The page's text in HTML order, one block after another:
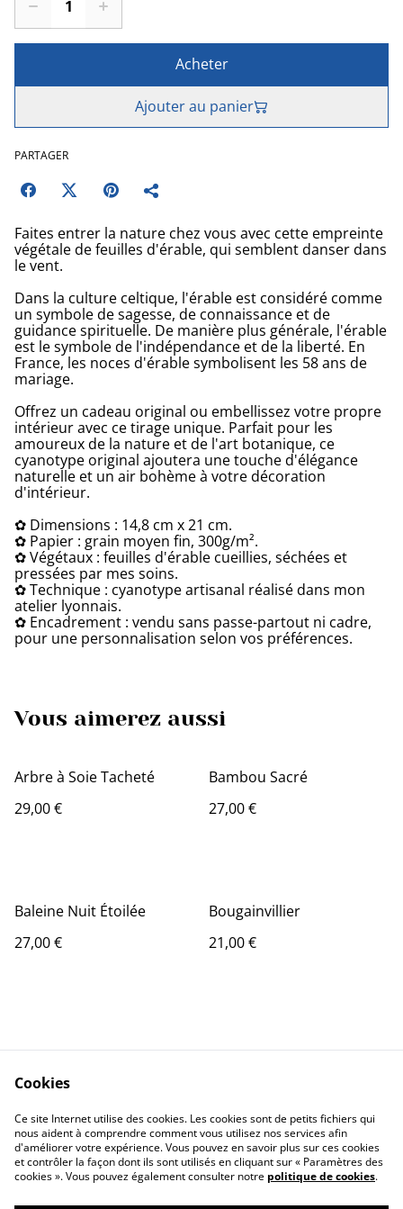
Acheter
Ajouter au panier
PARTAGER
Faites entrer la nature chez vous avec cette empreinte
végétale de feuilles d'érable, qui semblent danser dans
le vent.
Dans la culture celtique, l'érable est considéré comme
un symbole de sagesse, de connaissance et de
guidance spirituelle. De manière plus générale, l'érable
est le symbole de l'indépendance et de la liberté. En
France, les noces d'érable symbolisent les 58 ans de
mariage.
Offrez un cadeau original ou embellissez votre propre
intérieur avec ce tirage unique. Parfait pour les
amoureux de la nature et de l'art botanique, ce
cyanotype original ajoutera une touche d'élégance
naturelle et un air bohème à votre décoration
d'intérieur.
✿ Dimensions : 14,8 cm x 21 cm.
✿ Papier : grain moyen fin, 300g/m².
✿ Végétaux : feuilles d'érable cueillies, séchées et
pressées par mes soins.
✿ Technique : cyanotype artisanal réalisé dans mon
atelier lyonnais.
✿ Encadrement : vendu sans passe-partout ni cadre,
pour une personnalisation selon vos préférences.
Vous aimerez aussi
Arbre à Soie Tacheté
29,00 €
Bambou Sacré
27,00 €
Baleine Nuit Étoilée
27,00 €
Bougainvillier
21,00 €
Contact Us
Legal Terms
Privacy Policy
Cookie Policy
Cookies
Ce site Internet utilise des cookies. Les cookies sont de petits fichiers qui
nous aident à comprendre comment vous utilisez nos services afin
d'améliorer votre expérience. Vous pouvez en savoir plus sur ces cookies
et contrôler la façon dont ils sont utilisés en cliquant sur « Paramètres des
cookies ». Vous pouvez également consulter notre politique de cookies.